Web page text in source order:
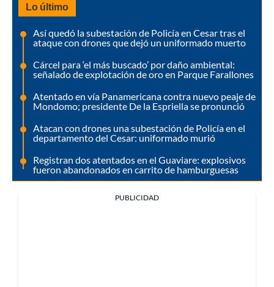
Lo último
Así quedó la subestación de Policía en Cesar tras el
ataque con drones que dejó un uniformado muerto
Cárcel para ‘el más buscado’ por daño ambiental:
señalado de explotación de oro en Parque Farallones
Atentado en vía Panamericana contra nuevo peaje de
Mondomo; presidente De la Espriella se pronunció
Atacan con drones una subestación de Policía en el
departamento del Cesar: uniformado murió
Registran dos atentados en el Guaviare: explosivos
fueron abandonados en carrito de hamburguesas
PUBLICIDAD